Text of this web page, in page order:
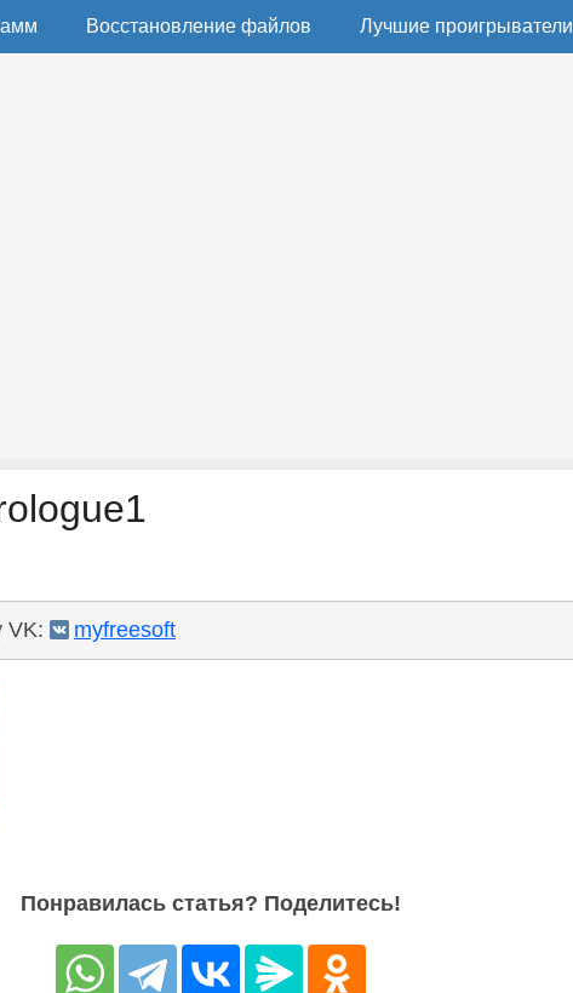
Восстановление файлов Лучшие проигрыватели
VK: myfreesoft
Понравилась статья? Поделитесь!